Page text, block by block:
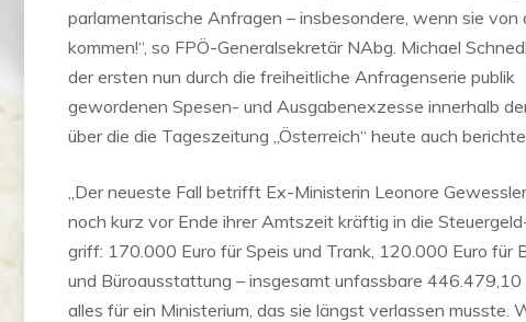
parlamentarische Anfragen – insbesondere, wenn sie von
kommen!“, so FPÖ-Generalsekretär NAbg. Michael
der ersten nun durch die freiheitliche Anfragenserie publik
gewordenen Spesen- und Ausgabenexzesse innerhalb
über die die Tageszeitung „Österreich“ heute auch
„Der neueste Fall betrifft Ex-Ministerin Leonore
noch kurz vor Ende ihrer Amtszeit kräftig in die
griff: 170.000 Euro für Speis und Trank, 120.000 Euro für
und Büroausstattung – insgesamt unfassbare 446.479,10
alles für ein Ministerium, das sie längst verlassen musste.